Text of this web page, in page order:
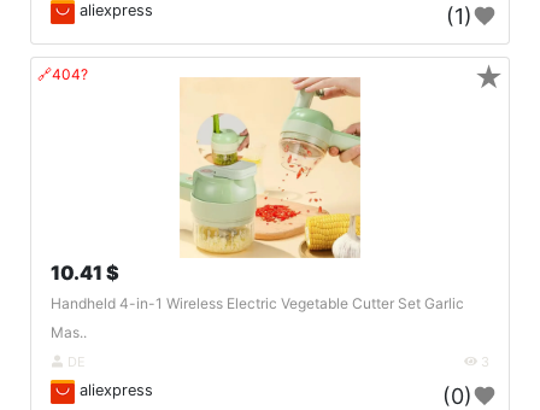
aliexpress (1)
🔗404?
10.41 $
Handheld 4-in-1 Wireless Electric Vegetable Cutter Set Garlic
Mas..
DE 3
aliexpress (0)
★